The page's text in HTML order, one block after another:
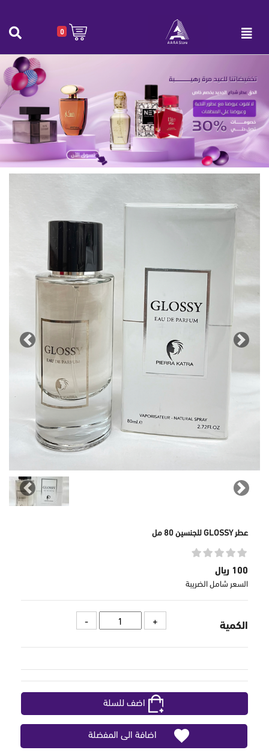
0
عطر GLOSSY للجنسين 80 مل الرئيسية |عطر GLOSSY للجنسين 80 مل
Next
Next
عطر GLOSSY للجنسين 80 مل
100 ريال
السعر شامل الضريبة
الكمية
اضف للسلة
اضافة الى المفضلة